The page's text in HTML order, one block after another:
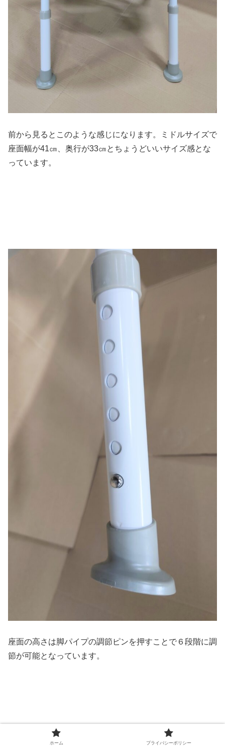
前から見るとこのような感じになります。ミドルサイズで
座面幅が41㎝、奥行が33㎝とちょうどいいサイズ感とな
っています。
座面の高さは脚パイプの調節ピンを押すことで６段階に調
節が可能となっています。
ホーム プライバシーポリシー